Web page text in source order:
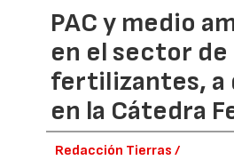
PAC y medio
en el sector de
fertilizantes, a
en la Cátedra
Redacción Tierras /